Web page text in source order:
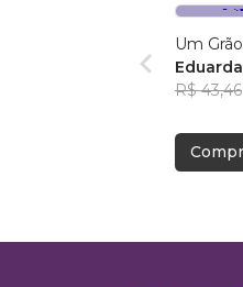
Um
R$ 43,46